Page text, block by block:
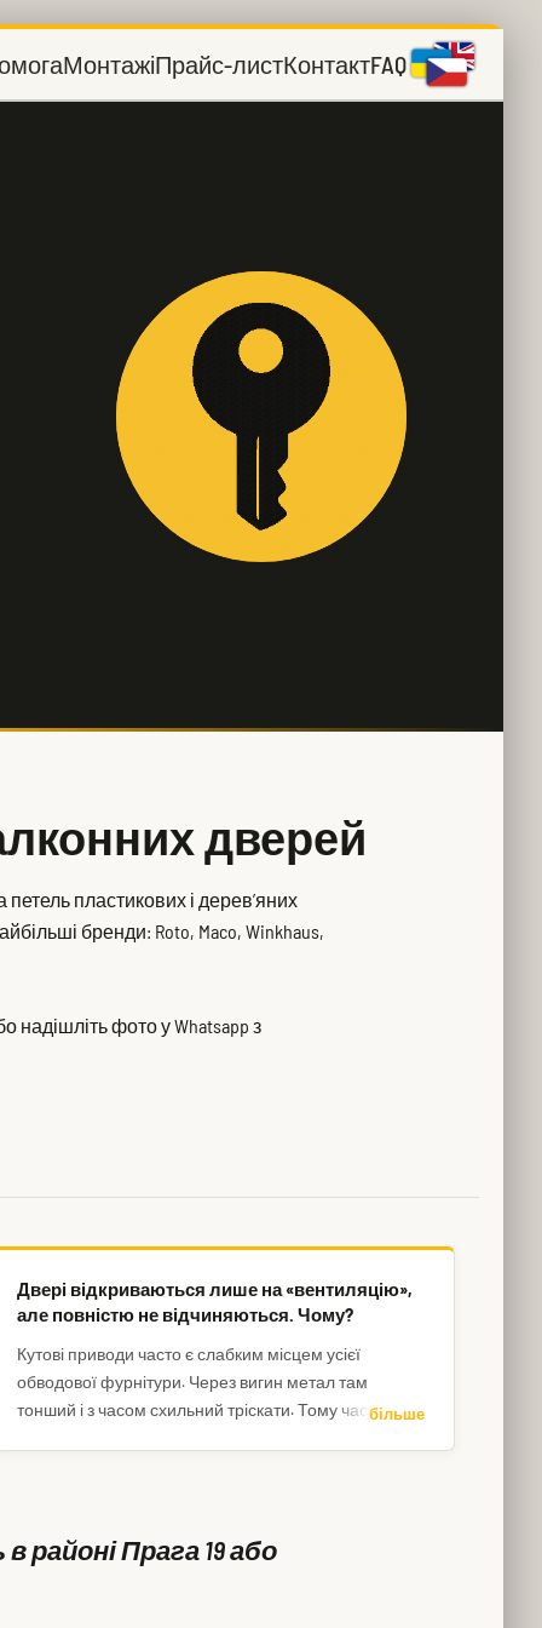
МонтажіПрайс-листКонтактFAQ
дверей
пластикових і дерев’яних
бренди: Roto, Maco, Winkhaus,
надішліть фото у Whatsapp з
Двері відкриваються лише на «вентиляцію»,
але повністю не відчиняються. Чому?
Кутові приводи часто є слабким місцем усієї
обводової фурнітури. Через вигин метал там
тонший і з часом схильний тріскати. Тому частина
більше
районі Прага 19 або